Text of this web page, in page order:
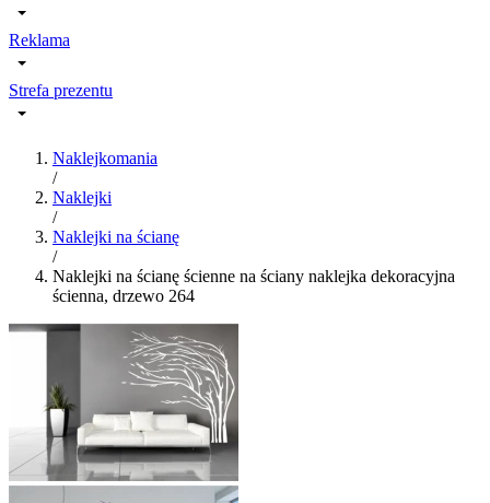
Reklama
Strefa prezentu
Naklejkomania
/
Naklejki
/
Naklejki na ścianę
/
Naklejki na ścianę ścienne na ściany naklejka dekoracyjna
ścienna, drzewo 264